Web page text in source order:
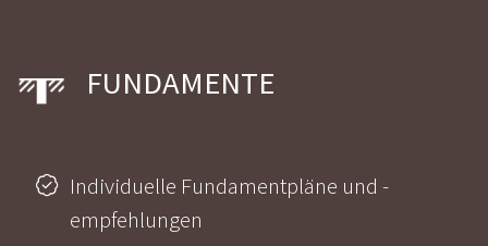
FUNDAMENTE
Individuelle Fundamentpläne und -
empfehlungen